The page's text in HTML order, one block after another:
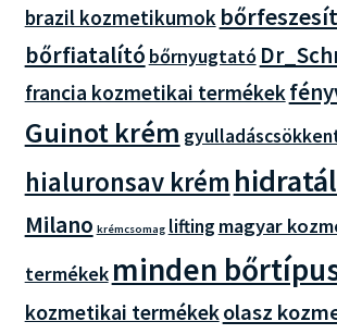
brazil kozmetikumok
bőrfiatalító bőrnyugtató
francia kozmetikai termékek
Guinot krém
hialuronsav krém
Milano krémcsomag lifting magyar
termékek minden
kozmetikai termékekolasz